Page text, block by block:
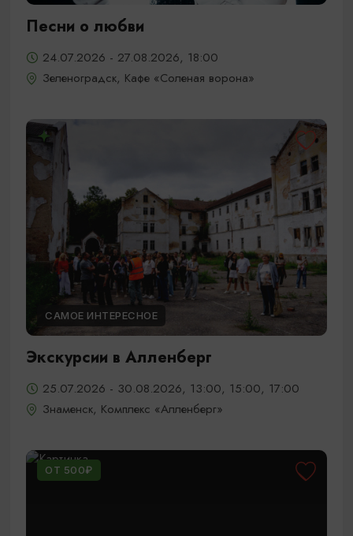
Песни о любви
24.07.2026 - 27.08.2026, 18:00
Зеленоградск, Кафе «Соленая ворона»
САМОЕ ИНТЕРЕСНОЕ
Экскурсии в Алленберг
25.07.2026 - 30.08.2026, 13:00, 15:00, 17:00
Знаменск, Комплекс «Алленберг»
ОТ 500₽